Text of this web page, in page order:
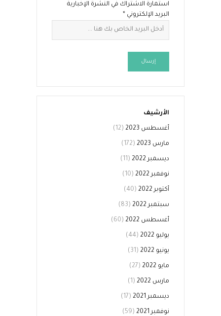
استمارة الاشتراك في النشرة الإخبارية
البريد الإلكتروني *
إرسال
الأرشيف
أغسطس 2023 (12)
مارس 2023 (172)
ديسمبر 2022 (11)
نوفمبر 2022 (10)
أكتوبر 2022 (40)
سبتمبر 2022 (83)
أغسطس 2022 (60)
يوليو 2022 (44)
يونيو 2022 (31)
مايو 2022 (27)
مارس 2022 (1)
ديسمبر 2021 (17)
نوفمبر 2021 (59)